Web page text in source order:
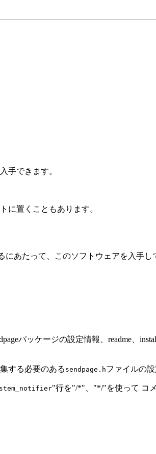
手できます。
に置くこともあります。
あたって、このソフトウェアを入手
パッケージの設定情報、readme、
する必要のある sendpage.hファイルの
"行を"/*"、"*/"を使って コ